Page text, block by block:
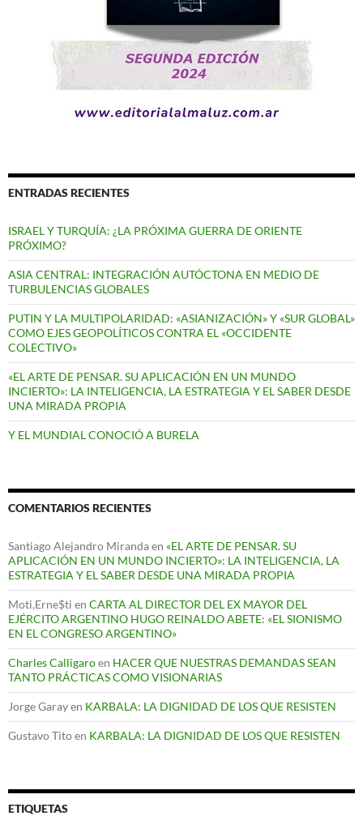
ENTRADAS RECIENTES
ISRAEL Y TURQUÍA: ¿LA PRÓXIMA GUERRA DE ORIENTE
PRÓXIMO?
ASIA CENTRAL: INTEGRACIÓN AUTÓCTONA EN MEDIO DE
TURBULENCIAS GLOBALES
PUTIN Y LA MULTIPOLARIDAD: «ASIANIZACIÓN» Y «SUR GLOBAL»
COMO EJES GEOPOLÍTICOS CONTRA EL «OCCIDENTE
COLECTIVO»
«EL ARTE DE PENSAR. SU APLICACIÓN EN UN MUNDO
INCIERTO»: LA INTELIGENCIA, LA ESTRATEGIA Y EL SABER DESDE
UNA MIRADA PROPIA
Y EL MUNDIAL CONOCIÓ A BURELA
COMENTARIOS RECIENTES
Santiago Alejandro Mirandaen «EL ARTE DE PENSAR. SU
APLICACIÓN EN UN MUNDO INCIERTO»: LA INTELIGENCIA, LA
ESTRATEGIA Y EL SABER DESDE UNA MIRADA PROPIA
Moti,Erne$ti en CARTA AL DIRECTOR DEL EX MAYOR DEL
EJÉRCITO ARGENTINO HUGO REINALDO ABETE: «EL SIONISMO
EN EL CONGRESO ARGENTINO»
Charles Calligaroen HACER QUE NUESTRAS DEMANDAS SEAN
TANTO PRÁCTICAS COMO VISIONARIAS
Jorge Garayen KARBALA: LA DIGNIDAD DE LOS QUE RESISTEN
Gustavo Titoen KARBALA: LA DIGNIDAD DE LOS QUE RESISTEN
ETIQUETAS